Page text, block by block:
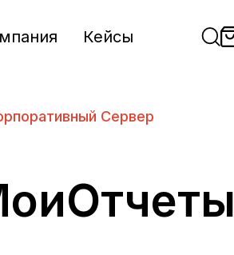
Кейсы
Сервер